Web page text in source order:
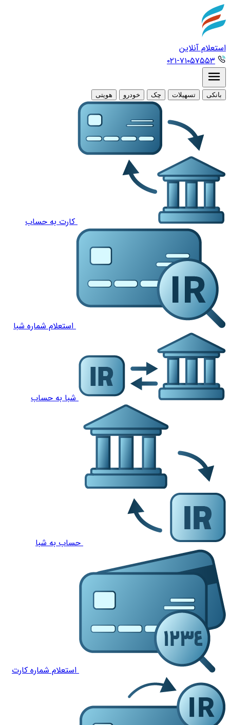
استعلام آنلاین
۰۲۱-۷۱۰۵۷۵۵۳
بانکی تسهیلات چک خودرو هویتی
کارت به حساب
استعلام شماره شبا
شبا به حساب
حساب به شبا
استعلام شماره کارت